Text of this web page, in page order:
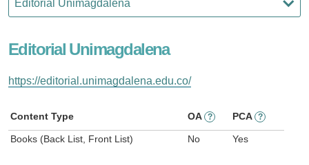
Editorial Unimagdalena
https://editorial.unimagdalena.edu.co/
Content Type OA ? PCA ?
Books (Back List, Front List) No Yes